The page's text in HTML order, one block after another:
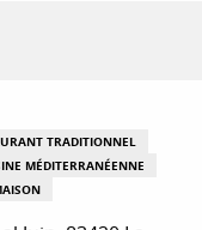
TRADITIONNEL
MÉDITERRANÉENNE